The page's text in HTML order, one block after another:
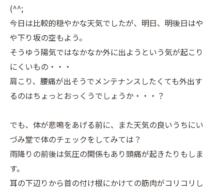
(^^;
今日は比較的穏やかな天気でしたが、明日、明後日はや
や下り坂の空もよう。
そうゆう陽気ではなかなか外に出ようという気が起こり
にくいもの・・・
肩こり、腰痛が出そうでメンテナンスしたくても外出す
るのはちょっとおっくうでしょうか・・・？
でも、体が悲鳴をあげる前に、また天気の良いうちにい
づみ堂で体のチェックをしてみては？
雨降りの前後は気圧の関係もあり頭痛が起きたりもしま
す。
耳の下辺りから首の付け根にかけての筋肉がコリコリし